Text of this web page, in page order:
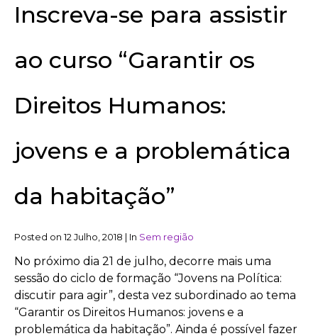
Inscreva-se para assistir
ao curso “Garantir os
Direitos Humanos:
jovens e a problemática
da habitação”
Posted on 12 Julho, 2018 In Sem região
No próximo dia 21 de julho, decorre mais uma
sessão do ciclo de formação “Jovens na Política:
discutir para agir”, desta vez subordinado ao tema
“Garantir os Direitos Humanos: jovens e a
problemática da habitação”. Ainda é possível fazer